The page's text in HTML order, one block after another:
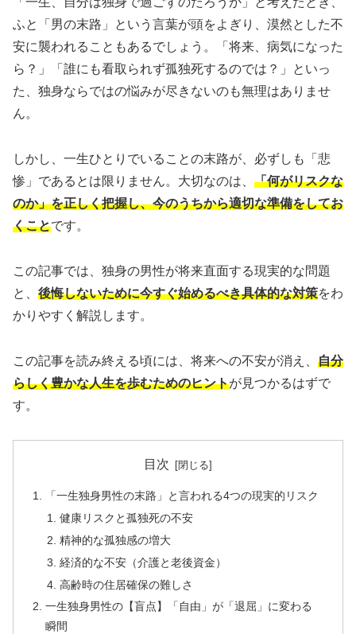
ふと「男の末路」という言葉が頭をよぎり、漠然とした不
安に襲われることもあるでしょう。「将来、病気になった
ら？」「誰にも看取られず孤独死するのでは？」といっ
た、独身ならではの悩みが尽きないのも無理はありませ
ん。
しかし、一生ひとりでいることの末路が、必ずしも「悲
惨」であるとは限りません。大切なのは、 「何がリスクな
のか」を正しく把握し、今のうちから適切な準備をしてお
くことです。
この記事では、独身の男性が将来直面する現実的な問題
と、 後悔しないために今すぐ始めるべき具体的な対策をわ
かりやすく解説します。
この記事を読み終える頃には、将来への不安が消え、 自分
らしく豊かな人生を歩むためのヒントが見つかるはずで
す。
目次
「一生独身男性の末路」と言われる4つの現実的リスク
健康リスクと孤独死の不安
精神的な孤独感の増大
経済的な不安（介護と老後資金）
高齢時の住居確保の難しさ
一生独身男性の【盲点】「自由」が「退屈」に変わる
瞬間